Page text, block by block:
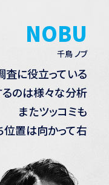
NOBU
千鳥 ノブ
に役立っている
のは様々な分析
またツッコミも
位置は向かって右